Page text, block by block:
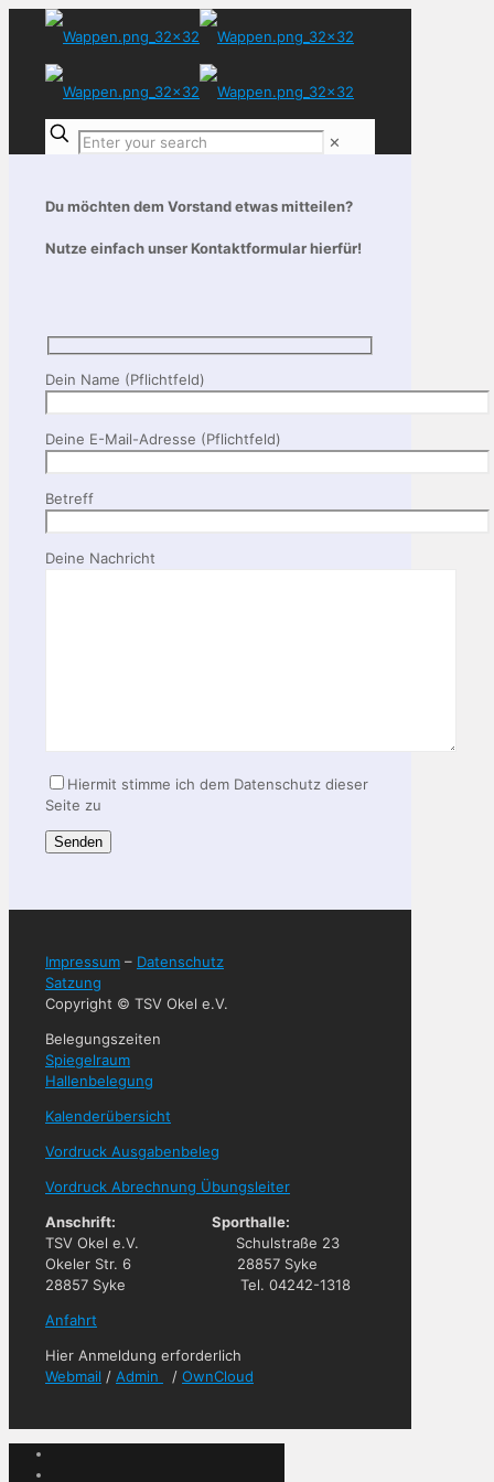
✕
Du möchten dem Vorstand etwas mitteilen?
Nutze einfach unser Kontaktformular hierfür!
Dein Name (Pflichtfeld)
Deine E-Mail-Adresse (Pflichtfeld)
Betreff
Bitte lasse dieses Feld leer.
Deine Nachricht
Hiermit stimme ich dem Datenschutz dieser
Seite zu
Impressum – Datenschutz
Satzung
Copyright © TSV Okel e.V.
Belegungszeiten
Spiegelraum
Hallenbelegung
Kalenderübersicht
Vordruck Ausgabenbeleg
Vordruck Abrechnung Übungsleiter
Anschrift: Sporthalle:
TSV Okel e.V. Schulstraße 23
Okeler Str. 6 28857 Syke
28857 Syke Tel. 04242-1318
Anfahrt
Hier Anmeldung erforderlich
Webmail / Admin / OwnCloud